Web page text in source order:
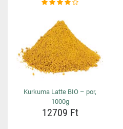
Kurkuma Latte BIO – por,
1000g
12709 Ft